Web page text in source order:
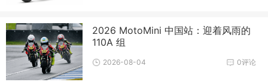
2026 MotoMini 中国站：迎着风雨的
110A 组
0评论
2026-08-04